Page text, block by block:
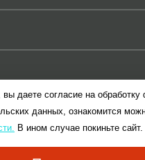
контента без письменного
вы даете согласие на
данных, ознакомится
В ином случае покиньте сайт.